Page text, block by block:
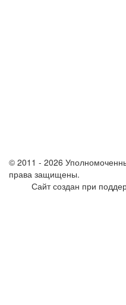
© 2011 - 2026
права защищены.
Сайт создан при